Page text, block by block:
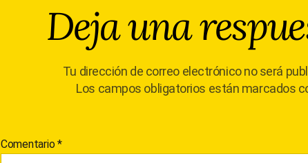
Deja una
Tu dirección de correo electrónico no será
Los campos obligatorios están marcados
Comentario*